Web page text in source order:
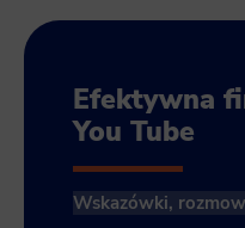
Efektywna
You Tube
Wskazówki,